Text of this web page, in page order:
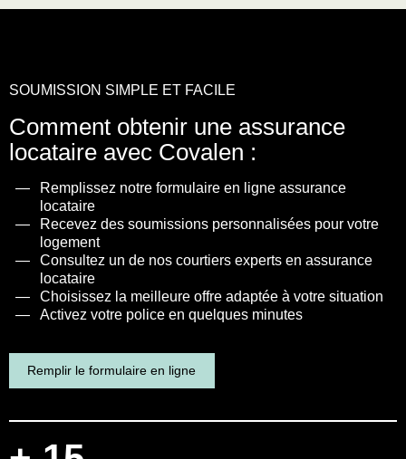
ASSURANCES
Particuliers
Entreprises
Obtenir une soumission
SOUMISSION SIMPLE ET FACILE
Comment obtenir une assurance
locataire avec Covalen :
Remplissez notre formulaire en ligne assurance
locataire
Recevez des soumissions personnalisées pour votre
logement
Consultez un de nos courtiers experts en assurance
locataire
Choisissez la meilleure offre adaptée à votre situation
Activez votre police en quelques minutes
Remplir le formulaire en ligne